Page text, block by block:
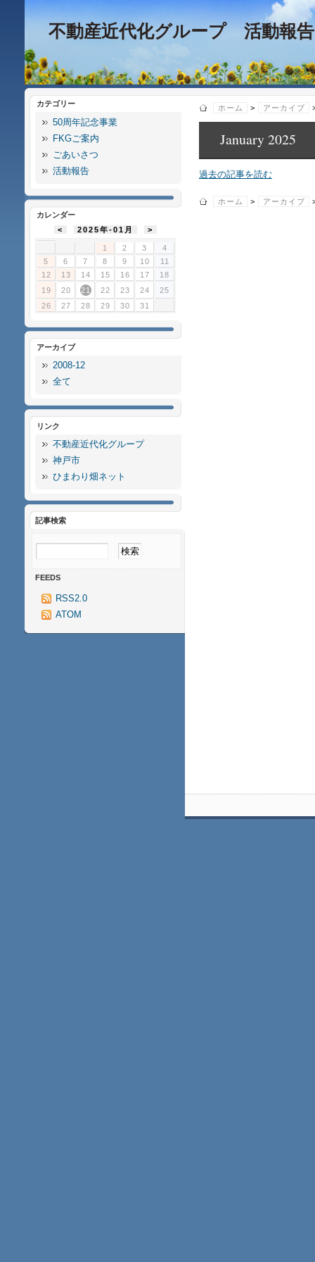
不動産近代化グループ 活動報告
ホーム > アーカイブ
January 2025
過去の記事を読む
ホーム > アーカイブ
カテゴリー
50周年記念事業
FKGご案内
ごあいさつ
活動報告
カレンダー
<
2025年-01月 >
1 2 3
4
5
6 7 8 9 10
11
12
13 14 15 16 17
18
19
20 21 22 23 24
25
26
27 28 29 30 31
アーカイブ
2008-12
全て
リンク
不動産近代化グループ
神戸市
ひまわり畑ネット
記事検索
FEEDS
RSS2.0
ATOM